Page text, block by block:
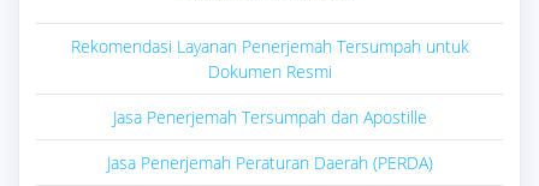
Rekomendasi Layanan Penerjemah Tersumpah untuk
Dokumen Resmi
Jasa Penerjemah Tersumpah dan Apostille
Jasa Penerjemah Peraturan Daerah (PERDA)